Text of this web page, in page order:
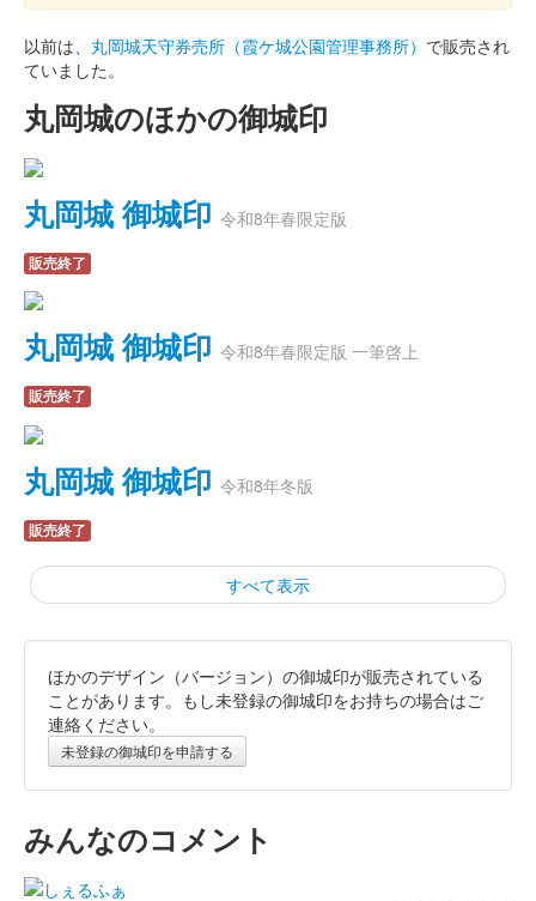
以前は、 丸岡城天守券売所（霞ケ城公園管理事務所） で販売され
ていました。
丸岡城のほかの御城印
丸岡城 御城印 令和8年春限定版
販売終了
丸岡城 御城印 令和8年春限定版 一筆啓上
販売終了
丸岡城 御城印 令和8年冬版
販売終了
すべて表示
丸岡城 御城印 令和8年冬版一筆啓上
販売終了
丸岡城 御城印 令和七年秋版
ほかのデザイン（バージョン）の御城印が販売されている
ことがあります。もし未登録の御城印をお持ちの場合はご
連絡ください。
未登録の御城印を申請する
みんなのコメント